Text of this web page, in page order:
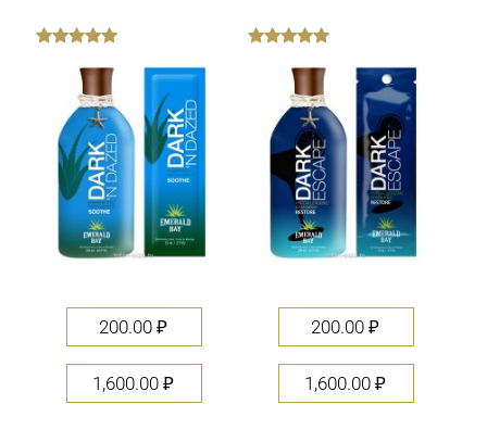
200.00 ₽
1,600.00 ₽
200.00 ₽
1,600.00 ₽